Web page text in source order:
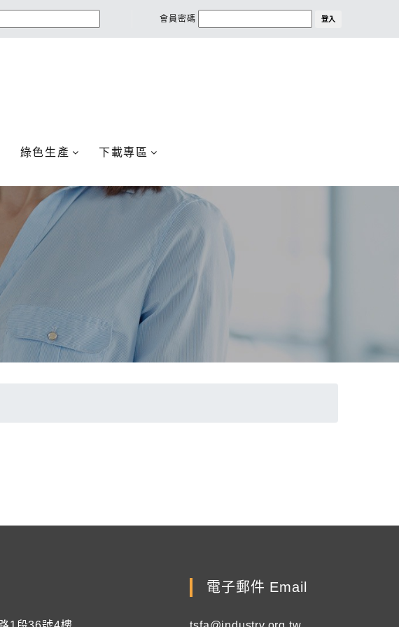
會員密碼 登入
綠色生產 下載專區
電子郵件 Email